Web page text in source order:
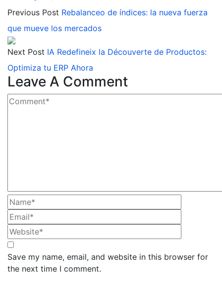
Previous Post Rebalanceo de índices: la nueva fuerza
que mueve los mercados
Next Post IA Redefineix la Découverte de Productos:
Optimiza tu ERP Ahora
Leave A Comment
Save my name, email, and website in this browser for
the next time I comment.